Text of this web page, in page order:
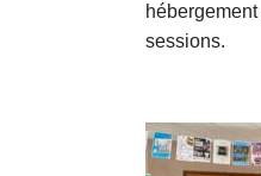
sessions.